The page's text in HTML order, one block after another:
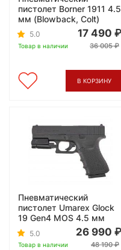
пистолет Borner 1911 4.5
мм (Blowback, Colt)
5.0
Товар в наличии
17 490
36 005
В КОРЗИНУ
Пневматический
пистолет Umarex Glock
19 Gen4 MOS 4.5 мм
5.0
Товар в наличии
26 990
48 190